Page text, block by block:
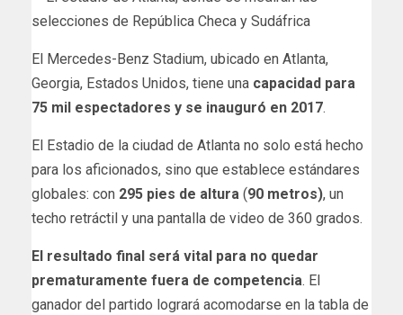
El Mercedes-Benz Stadium, ubicado en Atlanta,
Georgia, Estados Unidos, tiene una capacidad para
75 mil espectadores y se inauguró en 2017.
El Estadio de la ciudad de Atlanta no solo está hecho
para los aficionados, sino que establece estándares
globales: con 295 pies de altura (90 metros), un
techo retráctil y una pantalla de video de 360 grados.
El resultado final será vital para no quedar
prematuramente fuera de competencia. El
ganador del partido logrará acomodarse en la tabla de